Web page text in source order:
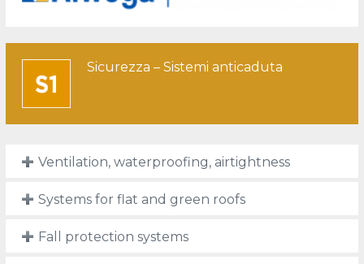
Sicurezza – Sistemi anticaduta
Ventilation, waterproofing, airtightness
Systems for flat and green roofs
Fall protection systems